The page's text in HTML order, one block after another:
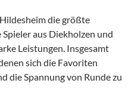
die größte
aus Diekholzen und
Leistungen. Insgesamt
sich die Favoriten
die Spannung von Runde zu
11. Hildesia-Cup